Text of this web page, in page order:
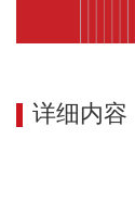
详细内容